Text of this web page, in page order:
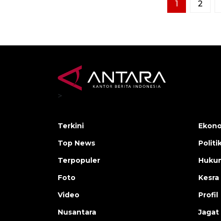
1 2
>
Terkini
Top News
Terpopuler
Foto
Video
Nusantara
Kesra
Profil
Jagat